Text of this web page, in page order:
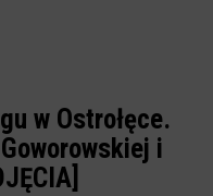
w Ostrołęce.
i